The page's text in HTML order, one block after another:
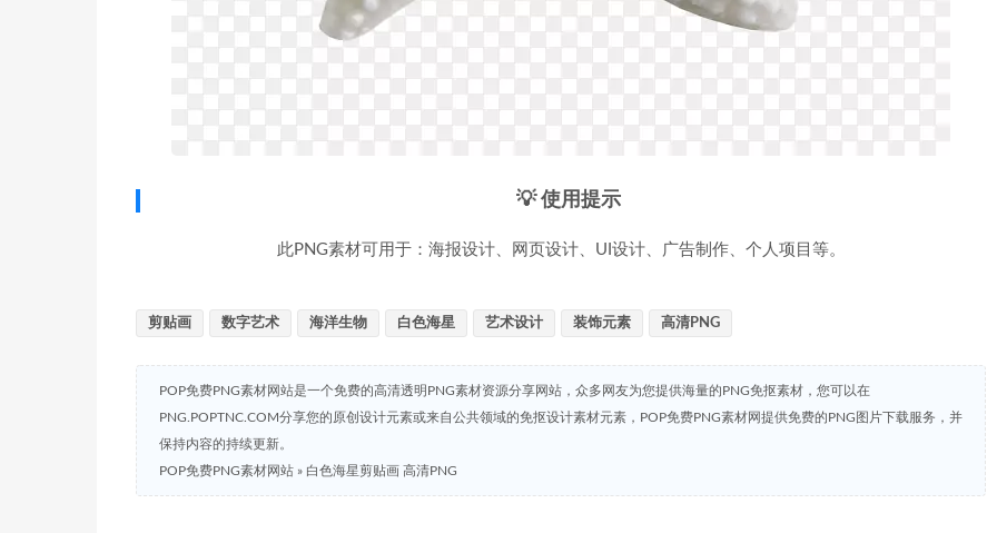
💡 使用提示
此PNG素材可用于：海报设计、网页设计、UI设计、广告制作、个人项目等。
剪贴画 数字艺术 海洋生物 白色海星 艺术设计 装饰元素 高清PNG
POP免费PNG素材网站是一个免费的高清透明PNG素材资源分享网站，众多网友为您提供海量的PNG免抠素材，您可以在
PNG.POPTNC.COM分享您的原创设计元素或来自公共领域的免抠设计素材元素，POP免费PNG素材网提供免费的PNG图片下载服务，并
保持内容的持续更新。
POP免费PNG素材网站 » 白色海星剪贴画 高清PNG